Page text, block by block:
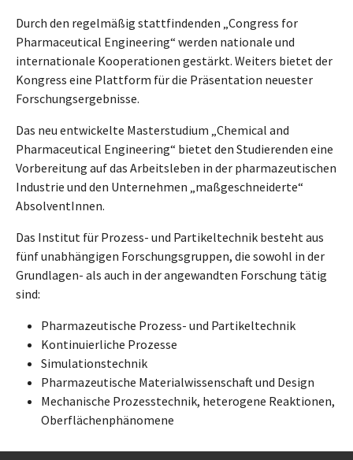
Durch den regelmäßig stattfindenden „Congress for
Pharmaceutical Engineering“ werden nationale und
internationale Kooperationen gestärkt. Weiters bietet der
Kongress eine Plattform für die Präsentation neuester
Forschungsergebnisse.
Das neu entwickelte Masterstudium „Chemical and
Pharmaceutical Engineering“ bietet den Studierenden eine
Vorbereitung auf das Arbeitsleben in der pharmazeutischen
Industrie und den Unternehmen „maßgeschneiderte“
AbsolventInnen.
Das Institut für Prozess- und Partikeltechnik besteht aus
fünf unabhängigen Forschungsgruppen, die sowohl in der
Grundlagen- als auch in der angewandten Forschung tätig
sind:
Pharmazeutische Prozess- und Partikeltechnik
Kontinuierliche Prozesse
Simulationstechnik
Pharmazeutische Materialwissenschaft und Design
Mechanische Prozesstechnik, heterogene Reaktionen,
Oberflächenphänomene